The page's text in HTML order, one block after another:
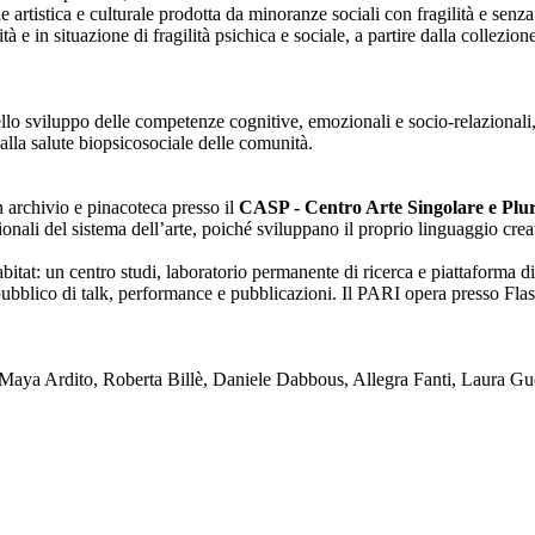
artistica e culturale prodotta da minoranze sociali con fragilità e
e in situazione di fragilità psichica e sociale, a partire dalla
sviluppo delle competenze cognitive, emozionali e socio-
salute biopsicosociale delle comunità.
e pinacoteca presso il CASP - Centro Arte Singolare e
del sistema dell’arte, poiché sviluppano il proprio linguaggio
un centro studi, laboratorio permanente di ricerca e piattaforma
di talk, performance e pubblicazioni. Il PARI opera presso
Ardito, Roberta Billè, Daniele Dabbous, Allegra Fanti, Laura